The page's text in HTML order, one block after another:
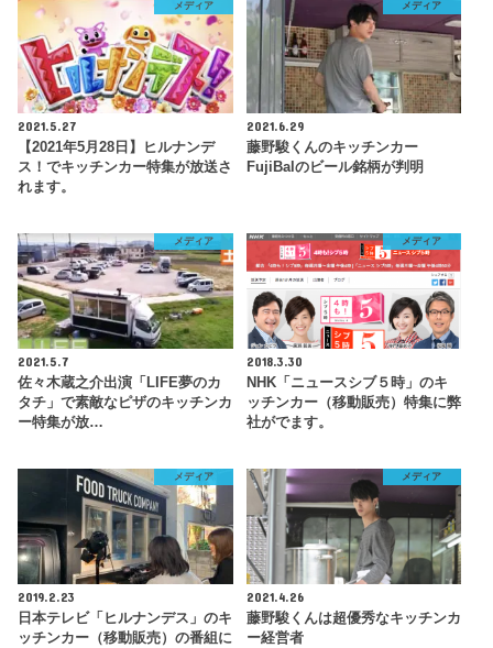
メディア
2021.5.27
【2021年5月28日】ヒルナンデ
ス！でキッチンカー特集が放送さ
れます。
メディア
2021.6.29
藤野駿くんのキッチンカー
FujiBalのビール銘柄が判明
メディア
2021.5.7
佐々木蔵之介出演「LIFE夢のカ
タチ」で素敵なピザのキッチンカ
ー特集が放…
メディア
2018.3.30
NHK「ニュースシブ５時」のキ
ッチンカー（移動販売）特集に弊
社がでます。
メディア
2019.2.23
日本テレビ「ヒルナンデス」のキ
ッチンカー（移動販売）の番組に
メディア
2021.4.26
藤野駿くんは超優秀なキッチンカ
ー経営者